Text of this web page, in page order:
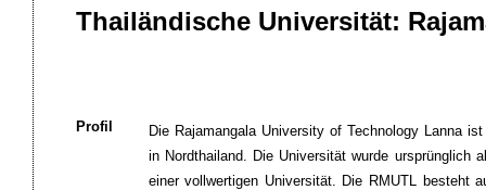
Thailändische Universität:
Profil
Die Rajamangala University of Technology Lanna
in Nordthailand. Die Universität wurde ursprünglich
einer vollwertigen Universität. Die RMUTL besteht